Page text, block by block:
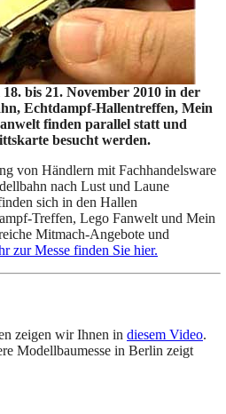
bis 21. November 2010 in der
Echtdampf-Hallentreffen, Mein
finden parallel statt und
besucht werden.
von Händlern mit Fachhandelsware
nach Lust und Laune
sich in den Hallen
Treffen, Lego Fanwelt und Mein
Mitmach-Angebote und
zur Messe finden Sie hier.
zeigen wir Ihnen in diesem Video.
Modellbaumesse in Berlin zeigt